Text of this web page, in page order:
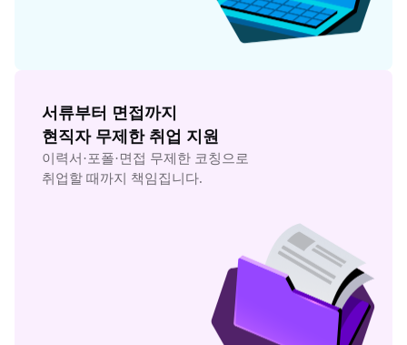
서류부터 면접까지
현직자 무제한 취업 지원
이력서·포폴·면접 무제한 코칭으로
취업할 때까지 책임집니다.